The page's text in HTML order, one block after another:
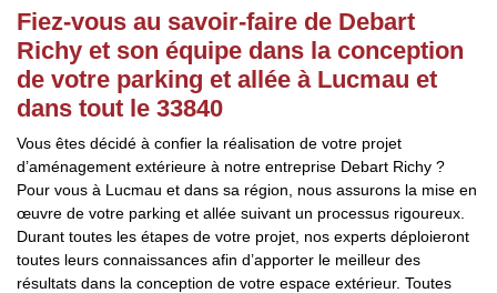
Fiez-vous au savoir-faire de Debart
Richy et son équipe dans la conception
de votre parking et allée à Lucmau et
dans tout le 33840
Vous êtes décidé à confier la réalisation de votre projet
d’aménagement extérieure à notre entreprise Debart Richy ?
Pour vous à Lucmau et dans sa région, nous assurons la mise en
œuvre de votre parking et allée suivant un processus rigoureux.
Durant toutes les étapes de votre projet, nos experts déploieront
toutes leurs connaissances afin d’apporter le meilleur des
résultats dans la conception de votre espace extérieur. Toutes